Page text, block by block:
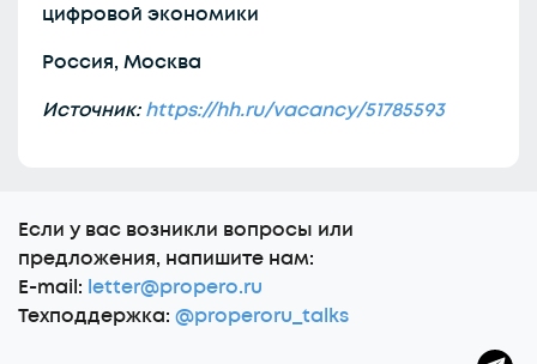
цифровой экономики
Россия, Москва
Источник:https://hh.ru/vacancy/51785593
Еcли у вас возникли вопросы или
предложения, напишите нам:
E-mail: letter@propero.ru
Техподдержка: @properoru_talks